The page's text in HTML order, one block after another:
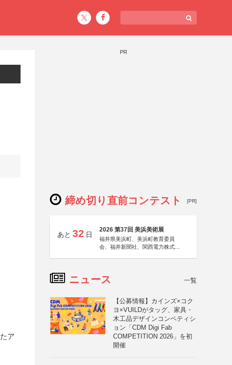
ア
PR
締め切り直前コンテスト [PR]
あと 32 日
2026 第37回 美浜美術展
福井県美浜町、美浜町教育委員
会、福井新聞社、関西電力株式会
ニュース 一覧
【公募情報】カインズ×コク
ヨ×VUILDがタッグ、家具・
木工品デザインコンペティシ
ョン「CDM Digi Fab
COMPETITION 2026」を初
開催